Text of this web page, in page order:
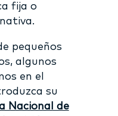
fija o
pequeños
algunos
en el
su
Nacional de